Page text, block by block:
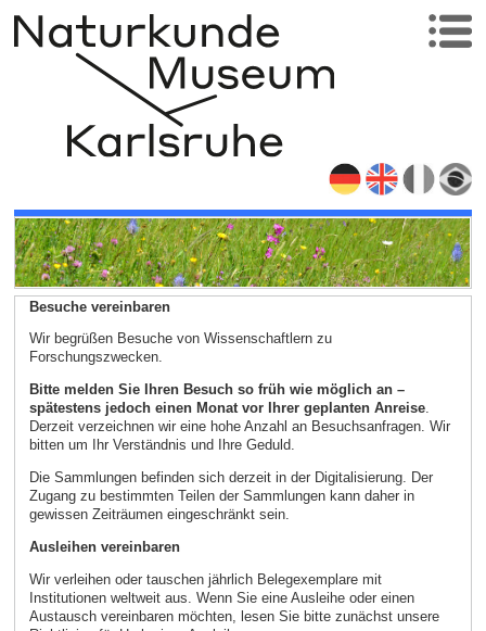
Besuche vereinbaren
Wir begrüßen Besuche von Wissenschaftlern zu
Forschungszwecken.
Bitte melden Sie Ihren Besuch so früh wie möglich an –
spätestens jedoch einen Monat vor Ihrer geplanten Anreise.
Derzeit verzeichnen wir eine hohe Anzahl an Besuchsanfragen. Wir
bitten um Ihr Verständnis und Ihre Geduld.
Die Sammlungen befinden sich derzeit in der Digitalisierung. Der
Zugang zu bestimmten Teilen der Sammlungen kann daher in
gewissen Zeiträumen eingeschränkt sein.
Ausleihen vereinbaren
Wir verleihen oder tauschen jährlich Belegexemplare mit
Institutionen weltweit aus. Wenn Sie eine Ausleihe oder einen
Austausch vereinbaren möchten, lesen Sie bitte zunächst unsere